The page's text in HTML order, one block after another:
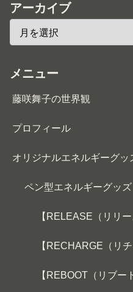
アーカイブ
メニュー
藤咲舞子の世界観
プロフィール
オリジナルエネルギーグッ
ペン型エネルギーグッ
【RELEASE（リリー
【RECHARGE（リチ
【REBOOT（リブー